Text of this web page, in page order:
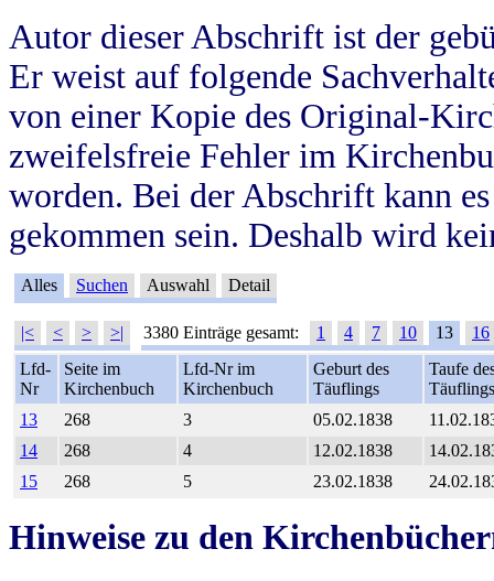
Autor dieser Abschrift ist der
Er weist auf folgende
von einer Kopie des Original-
zweifelsfreie Fehler im
worden. Bei der Abschrift kann
gekommen sein. Deshalb wird
Alles Suchen Auswahl Detail
|< < > >| 3380 Einträge gesamt: 1 4 7 10 13
16
Lfd-
Nr
Seite im
Kirchenbuch
Lfd-Nr im
Kirchenbuch
Geburt des
Täuflings
Taufe
Täuflings
13
268 3 05.02.1838
14
268 4 12.02.1838
15
268 5 23.02.1838
Hinweise zu den